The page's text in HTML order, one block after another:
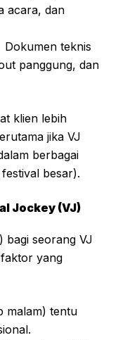
acara, dan
Dokumen teknis
panggung, dan
klien lebih
jika VJ
berbagai
besar).
Jockey (VJ)
bagi seorang VJ
yang
malam) tentu